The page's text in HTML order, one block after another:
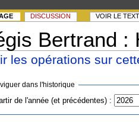
Bertrand :
les opérations sur
dans l'historique
de l'année (et précédentes) :
DISCUSSION VOIR LE